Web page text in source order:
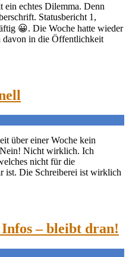
ein echtes Dilemma. Denn
Statusbericht 1,
😀. Die Woche hatte wieder
davon in die Öffentlichkeit
über einer Woche kein
Nein! Nicht wirklich. Ich
nicht für die
ist. Die Schreiberei ist wirklich
– bleibt dran!